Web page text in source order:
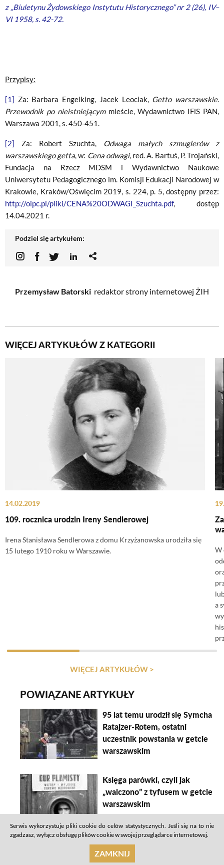
z „Biuletynu Żydowskiego Instytutu Historycznego” nr 2 (26), IV–
VI 1958, s. 42-72.
Przypisy:
[1] Za: Barbara Engelking, Jacek Leociak, Getto warszawskie.
Przewodnik po nieistniejącym mieście, Wydawnictwo IFiS PAN,
Warszawa 2001, s. 450-451.
[2] Za: Robert Szuchta, Odwaga małych szmuglerów z
warszawskiego getta, w: Cena odwagi, red. A. Bartuś, P. Trojański,
Fundacja na Rzecz MDSM i Wydawnictwo Naukowe
Uniwersytetu Pedagogicznego im. Komisji Edukacji Narodowej w
Krakowie, Kraków/Oświęcim 2019, s. 224, p. 5, dostępny przez:
http://oipc.pl/pliki/CENA%20ODWAGI_Szuchta.pdf, dostęp
14.04.2021 r.
Podziel się artykułem:
Przemysław Batorski redaktor strony internetowej ŻIH
WIĘCEJ ARTYKUŁÓW Z KATEGORII
14.02.2019
109. rocznica urodzin Ireny Sendlerowej
Irena Stanisława Sendlerowa z domu Krzyżanowska urodziła się
15 lutego 1910 roku w Warszawie.
W
a
WIĘCEJ ARTYKUŁÓW >
POWIĄZANE ARTYKUŁY
95 lat temu urodził się Symcha
Ratajzer-Rotem, ostatni
uczestnik powstania w getcie
warszawskim
Księga parówki, czyli jak
„walczono” z tyfusem w getcie
warszawskim
„Drugie, podziemne getto”.
Schrony, bunkry i kryjówki
Serwis wykorzystuje pliki cookie do celów statystycznych. Jeśli się na to nie
zgadzasz, wyłącz obsługę plików cookie w swojej przeglądarce internetowej.
ZAMKNIJ